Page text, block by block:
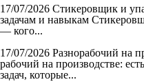
17/07/2026 Стикеровщик и
задачам и навыкам
— кого...
17/07/2026 Разнорабочий на
рабочий на производстве:
задач, которые...